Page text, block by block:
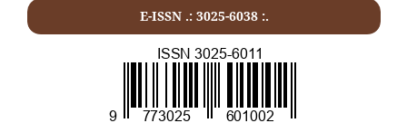
E-ISSN .: 3025-6038 :.